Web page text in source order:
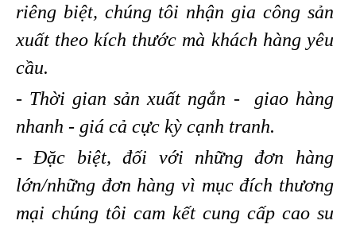
riêng biệt, chúng tôi nhận gia công sản
xuất theo kích thước mà khách hàng yêu
cầu.
- Thời gian sản xuất ngắn - giao hàng
nhanh - giá cả cực kỳ cạnh tranh.
- Đặc biệt, đối với những đơn hàng
lớn/những đơn hàng vì mục đích thương
mại chúng tôi cam kết cung cấp cao su